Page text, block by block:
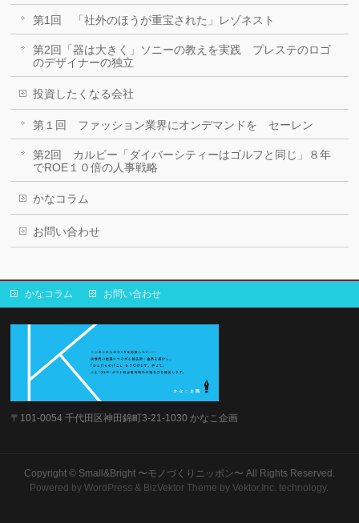
第1回 「社外のほうが重宝された」レゾネスト
第2回「器は大きく」ソニーの教えを実践 プレステのロゴ
のデザイナーの独立
投資したくなる会社
第１回 ファッション業界にオンデマンドを セーレン
第2回 カルビー「ダイバーシティーはゴルフと同じ」８年
でROE１０倍の人事戦略
かなコラム
お問い合わせ
かなコラム お問い合わせ
〒101-0054 千代田区神田錦町3-21-1030 かなこ企画
Copyright © Small&Bright 〜モノづくりニッポン〜 All Rights Reserved.
Powered byWordPress & BizVektor Theme by Vektor,Inc. technology.